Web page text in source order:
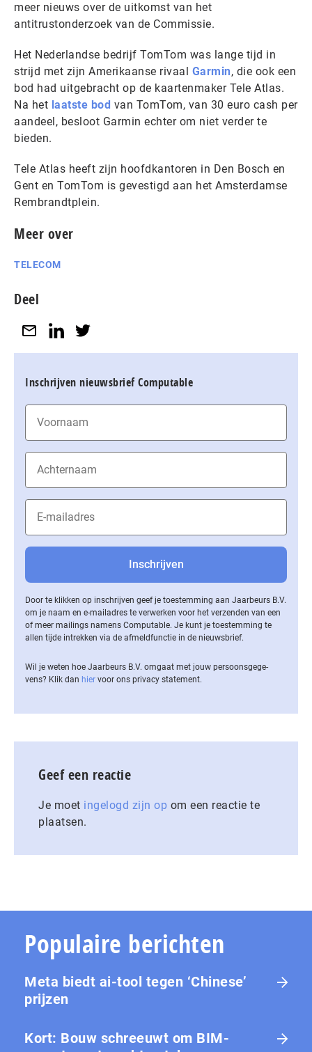
meer nieuws over de uitkomst van het
antitrustonderzoek van de Commissie.
Het Nederlandse bedrijf TomTom was lange tijd in
strijd met zijn Amerikaanse rivaal Garmin, die ook een
bod had uitgebracht op de kaartenmaker Tele Atlas.
Na het laatste bod van TomTom, van 30 euro cash per
aandeel, besloot Garmin echter om niet verder te
bieden.
Tele Atlas heeft zijn hoofdkantoren in Den Bosch en
Gent en TomTom is gevestigd aan het Amsterdamse
Rembrandtplein.
Meer over
TELECOM
Deel
Inschrijven nieuwsbrief Computable
Door te klikken op inschrijven geef je toestemming aan Jaarbeurs B.V.
om je naam en e-mailadres te verwerken voor het verzenden van een
of meer mailings namens Computable. Je kunt je toestemming te
allen tijde intrekken via de af­meld­func­tie in de nieuwsbrief.
Wil je weten hoe Jaarbeurs B.V. omgaat met jouw per­soons­ge­ge­
vens? Klik dan hier voor ons privacy statement.
Geef een reactie
Je moet ingelogd zijn op om een reactie te
plaatsen.
Populaire berichten
Meta biedt ai-tool tegen ‘Chinese’
prijzen
Kort: Bouw schreeuwt om BIM-